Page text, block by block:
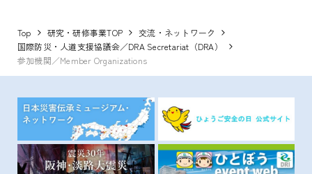
Top 研究・研修事業TOP
交流・ネットワーク
国際防災・人道支援協議会／DRA Secretariat（DRA）
参加機関／Member Organizations